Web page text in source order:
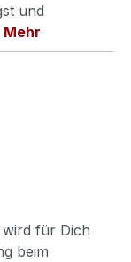
und
Mehr
für Dich
beim